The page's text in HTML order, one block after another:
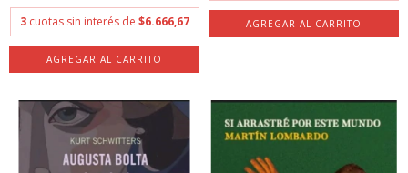
3 cuotas sin interés de $6.666,67